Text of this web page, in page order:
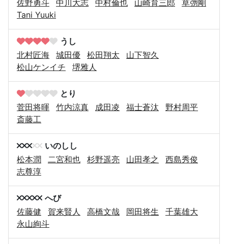
佐野勇斗
中川大志 中村倫也 山崎育三郎
草彅剛
Tani Yuuki
うし
北村匠海
城田優 松田翔太
山下智久
松山ケンイチ
堺雅人
とり
菅田将暉
竹内涼真 成田凌 福士蒼汰
野村周平
斎藤工
いのしし
松本潤
二宮和也 杉野遥亮 山田孝之
西島秀俊
志尊淳
へび
佐藤健
賀来賢人 高橋文哉 岡田将生
千葉雄大
永山絢斗